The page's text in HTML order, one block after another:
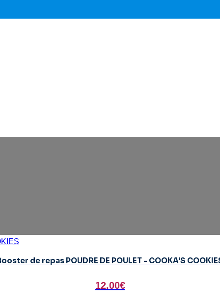
de repas POUDRE DE POULET - COOKA'S
12.00€